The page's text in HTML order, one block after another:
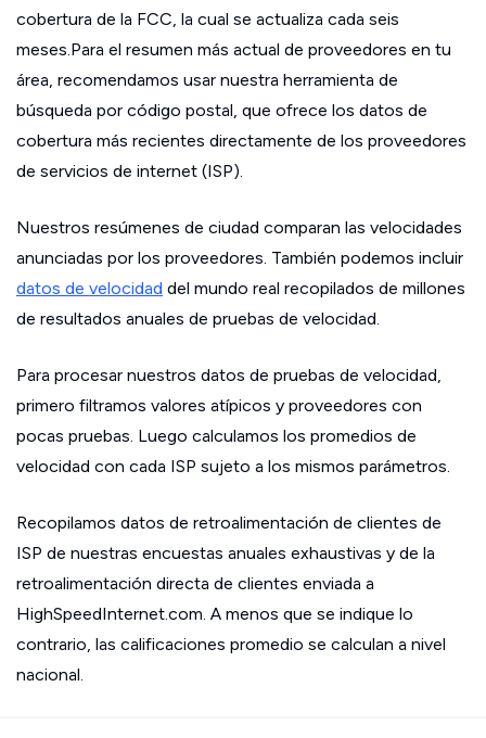
cobertura de la FCC, la cual se actualiza cada seis
meses.Para el resumen más actual de proveedores en tu
área, recomendamos usar nuestra herramienta de
búsqueda por código postal, que ofrece los datos de
cobertura más recientes directamente de los proveedores
de servicios de internet (ISP).
Nuestros resúmenes de ciudad comparan las velocidades
anunciadas por los proveedores. También podemos incluir
datos de velocidad del mundo real recopilados de millones
de resultados anuales de pruebas de velocidad.
Para procesar nuestros datos de pruebas de velocidad,
primero filtramos valores atípicos y proveedores con
pocas pruebas. Luego calculamos los promedios de
velocidad con cada ISP sujeto a los mismos parámetros.
Recopilamos datos de retroalimentación de clientes de
ISP de nuestras encuestas anuales exhaustivas y de la
retroalimentación directa de clientes enviada a
HighSpeedInternet.com. A menos que se indique lo
contrario, las calificaciones promedio se calculan a nivel
nacional.